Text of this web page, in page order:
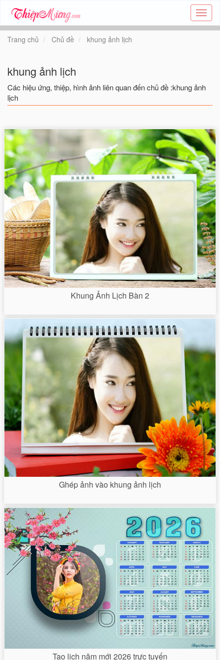
Tạo
thiệp
online
đề
-
Trang chủ Chủ đề khung ảnh lịch
khung ảnh lịch
Các hiệu ứng, thiệp, hình ảnh liên quan đến chủ đề :khung ảnh
lịch
Khung Ảnh Lịch Bàn 2
Ghép ảnh vào khung ảnh lịch
Tạo lịch năm mới 2026 trực tuyến